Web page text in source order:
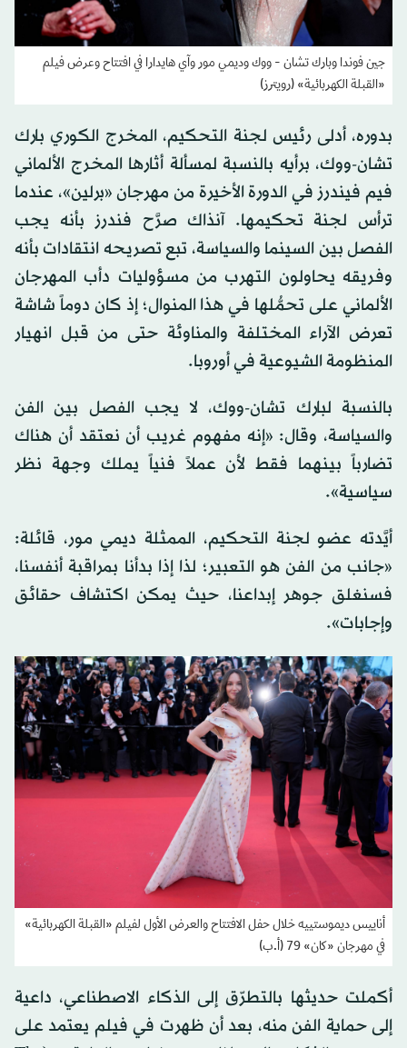
جين فوندا وبارك تشان - ووك وديمي مور وآي هايدارا في افتتاح وعرض فيلم
«القبلة الكهربائية» (رويترز)
بدوره، أدلى رئيس لجنة التحكيم، المخرج الكوري بارك
تشان-ووك، برأيه بالنسبة لمسألة أثارها المخرج الألماني
فيم فيندرز في الدورة الأخيرة من مهرجان «برلين»، عندما
ترأس لجنة تحكيمها. آنذاك صرَّح فندرز بأنه يجب
الفصل بين السينما والسياسة، تبع تصريحه انتقادات بأنه
وفريقه يحاولون التهرب من مسؤوليات دأب المهرجان
الألماني على تحمُّلها في هذا المنوال؛ إذ كان دوماً شاشة
تعرض الآراء المختلفة والمناوئة حتى من قبل انهيار
المنظومة الشيوعية في أوروبا.
بالنسبة لبارك تشان-ووك، لا يجب الفصل بين الفن
والسياسة، وقال: «إنه مفهوم غريب أن نعتقد أن هناك
تضارباً بينهما فقط لأن عملاً فنياً يملك وجهة نظر
سياسية».
أيَّدته عضو لجنة التحكيم، الممثلة ديمي مور، قائلة:
«جانب من الفن هو التعبير؛ لذا إذا بدأنا بمراقبة أنفسنا،
فسنغلق جوهر إبداعنا، حيث يمكن اكتشاف حقائق
وإجابات».
أناييس ديموستييه خلال حفل الافتتاح والعرض الأول لفيلم «القبلة الكهربائية»
في مهرجان «كان» 79 (أ.ب)
أكملت حديثها بالتطرّق إلى الذكاء الاصطناعي، داعية
إلى حماية الفن منه، بعد أن ظهرت في فيلم يعتمد على